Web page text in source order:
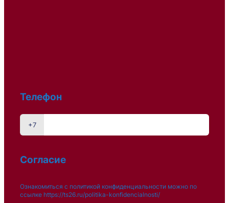
e
e
h
f
Телефон
+7
Согласие
Ознакомиться с политикой конфиденциальности можно по
ссылке https://ts26.ru/politika-konfidencialnosti/